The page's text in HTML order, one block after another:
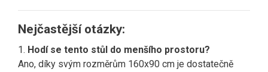
Nejčastější otázky:
1. Hodí se tento stůl do menšího prostoru?
Ano, díky svým rozměrům 160x90 cm je dostatečně